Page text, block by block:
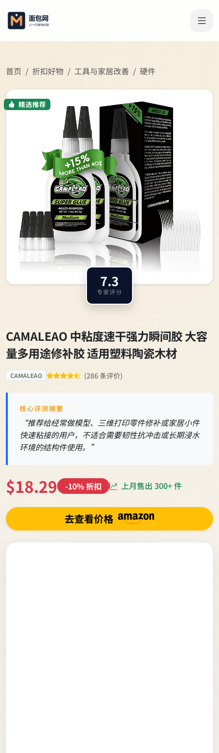
首页 折扣好物 工具与家居改善 硬件
精选推荐
7.3
专家评分
CAMALEAO 中粘度速干强力瞬间胶 大容
量多用途修补胶 适用塑料陶瓷木材
CAMALEAO (286 条评价)
核心评测摘要
“推荐给经常做模型、三维打印零件修补或家居小件
快速粘接的用户，不适合需要韧性抗冲击或长期浸水
环境的结构件使用。”
$18.29 -10% 折扣 上月售出 300+ 件
去查看价格